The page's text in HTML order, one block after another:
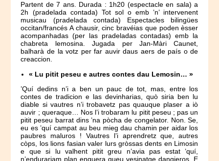
Partent de 7 ans. Durada : 1h20 (espectacle en sala) a
2h (pradelada contada) Tot sol o emb ’n’ intervenent
musicau (pradelada contada) Espectacles bilingües
occitan/francés A chausir, cinc bravéias que poden èsser
acompanhadas (per las pradeladas contadas) emb la
chabreta lemosina. Jugada per Jan-Màri Caunet,
balharà de la votz per far auvir daus aers de país o de
creaccion.
« Lu pitit peseu e autres contes dau Lemosin… »
’Quí dedins n’i a ben un pauc de tot, mas, entre los
contes de tradicion e las devinharias, quò siria ben lu
diable si vautres n’i trobavetz pas quauque plaser a iò
auvir ; queraque… Nos l’i trobaram lu pitit peseu ; pas un
pitit peseu barrat dins ’na pòcha de congelator. Non. Se,
eu es ’quí campat au beu mieg dau chamin per aidar los
paubres maluros ! Vautres l’i aprendretz que, autres
còps, los lions fasian valer lurs gròssas dents en Limosin
e que si lu valhent pitit greu n’avia pas estat ’quí,
n’endurariam plan enguera queu vesinatge dangieros. E